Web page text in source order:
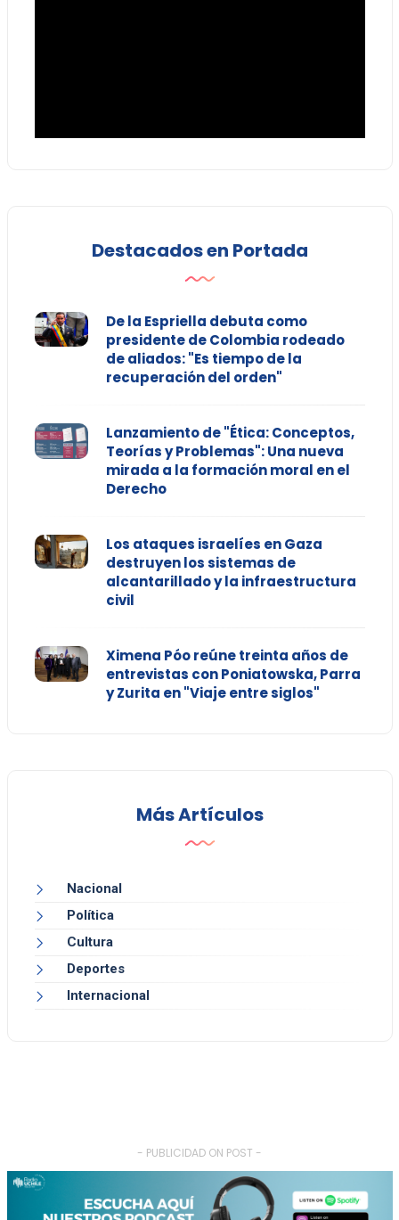
Destacados en Portada
De la Espriella debuta como
presidente de Colombia rodeado
de aliados: "Es tiempo de la
recuperación del orden"
Lanzamiento de "Ética: Conceptos,
Teorías y Problemas": Una nueva
mirada a la formación moral en el
Derecho
Los ataques israelíes en Gaza
destruyen los sistemas de
alcantarillado y la infraestructura
civil
Ximena Póo reúne treinta años de
entrevistas con Poniatowska, Parra
y Zurita en "Viaje entre siglos"
Más Artículos
Nacional
Política
Cultura
Deportes
Internacional
- PUBLICIDAD ON POST -